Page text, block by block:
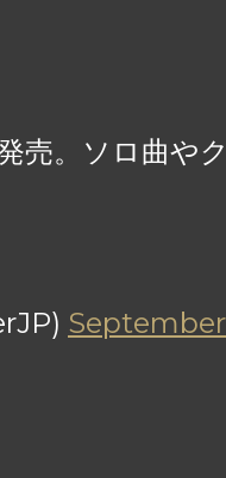
売。ソロ曲や
September